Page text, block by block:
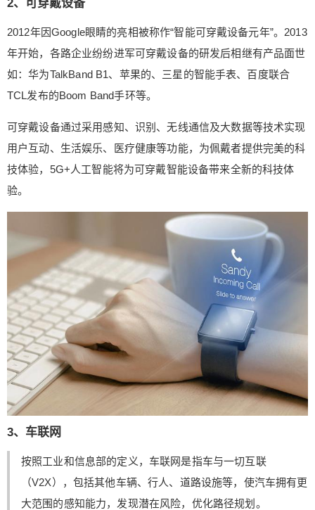
2、可穿戴设备
2012年因Google眼睛的亮相被称作“智能可穿戴设备元年”。2013
年开始，各路企业纷纷进军可穿戴设备的研发后相继有产品面世
如：华为TalkBand B1、苹果的、三星的智能手表、百度联合
TCL发布的Boom Band手环等。
可穿戴设备通过采用感知、识别、无线通信及大数据等技术实现
用户互动、生活娱乐、医疗健康等功能，为佩戴者提供完美的科
技体验，5G+人工智能将为可穿戴智能设备带来全新的科技体
验。
3、车联网
按照工业和信息部的定义，车联网是指车与一切互联
（V2X），包括其他车辆、行人、道路设施等，使汽车拥有更
大范围的感知能力，发现潜在风险，优化路径规划。
给Nancy打赏
2 元 5 元 10 元
立刻支付
付费内容
¥
立刻支付
6位以上
忘记密码？ 找回